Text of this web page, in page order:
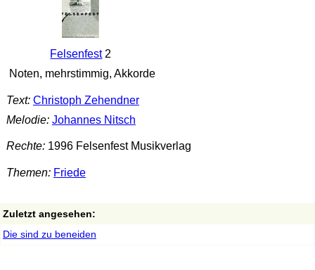
Felsenfest2
Noten, mehrstimmig, Akkorde
Text: Christoph Zehendner
Melodie: Johannes Nitsch
Rechte:1996 Felsenfest Musikverlag
Themen: Friede
Zuletzt angesehen:
Die sind zu beneiden